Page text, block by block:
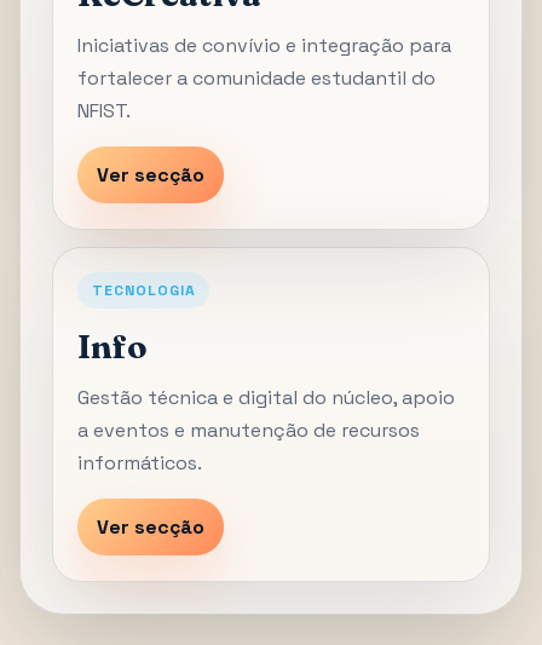
Iniciativas de convívio e integração para
fortalecer a comunidade estudantil do
NFIST.
Ver secção
TECNOLOGIA
Info
Gestão técnica e digital do núcleo, apoio
a eventos e manutenção de recursos
informáticos.
Ver secção